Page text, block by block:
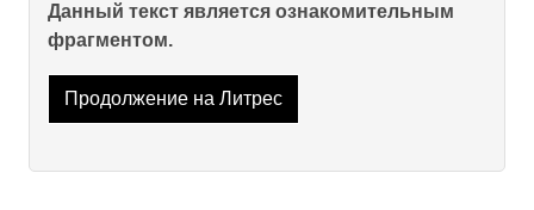
Данный текст является ознакомительным
фрагментом.
Продолжение на Литрес